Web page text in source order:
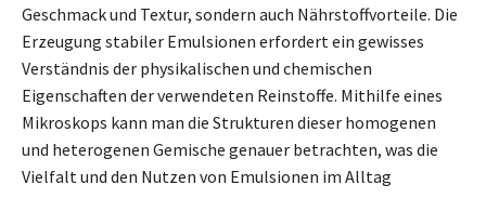
Geschmack und Textur, sondern auch Nährstoffvorteile. Die
Erzeugung stabiler Emulsionen erfordert ein gewisses
Verständnis der physikalischen und chemischen
Eigenschaften der verwendeten Reinstoffe. Mithilfe eines
Mikroskops kann man die Strukturen dieser homogenen
und heterogenen Gemische genauer betrachten, was die
Vielfalt und den Nutzen von Emulsionen im Alltag